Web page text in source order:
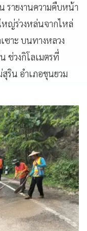
รายงานความคืบหน้า
ญ่ร่วงหล่นจากไหล่
ซาะ บนทางหลวง
ช่วงกิโลเมตรที่
ริน อำเภอขุนยวม